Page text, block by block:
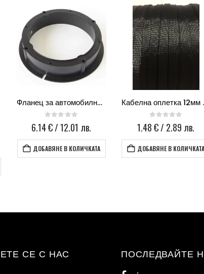
Фланец за автомобилна тонколона VW-02
0 out of 5
6.14€/ 12.01 лв.
ДОБАВЯНЕ В КОЛИЧКАТА
0 out of 5
1.48€/ 2.89 лв.
ДОБАВЯНЕ В КОЛИЧКАТА
СЕ С НАС ПОСЛЕДВАЙТЕ